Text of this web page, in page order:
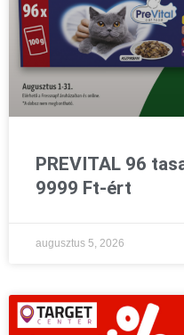
PREVITAL 96
9999 Ft-ért
augusztus 5, 2026